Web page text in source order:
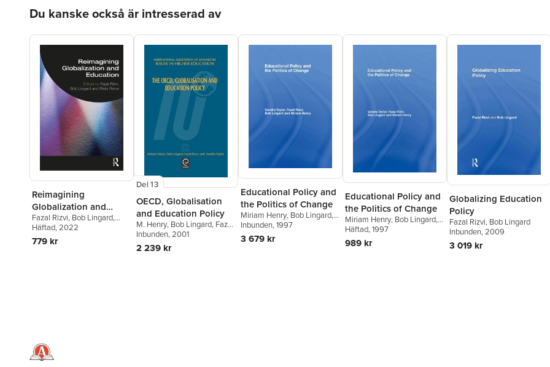
Du kanske också är intresserad av
Reimagining
Globalization and
Education
Fazal Rizvi, Bob Lingard,
Risto Rinne
Häftad, 2022
779 kr
Del 13
OECD, Globalisation
and Education Policy
M. Henry, Bob Lingard, Fazal
Rizvi,S. Taylor,M. Henry
Bob Lingard
Inbunden, 2001
2 239 kr
Educational Policy and
the Politics of Change
Miriam Henry, Bob Lingard,
Fazal Rizvi,Sandra Taylor
Inbunden, 1997
3 679 kr
Educational Policy and
the Politics of Change
Miriam Henry, Bob Lingard,
Fazal Rizvi,Sandra Taylor
Häftad, 1997
989 kr
Globalizing Education
Policy
Fazal Rizvi, Bob Lingard
Inbunden, 2009
3 019 kr